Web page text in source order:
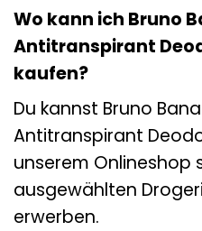
Wo kann ich Bruno
Antitranspirant
kaufen?
Du kannst Bruno
Antitranspirant
unserem Onlineshop
ausgewählten
erwerben.